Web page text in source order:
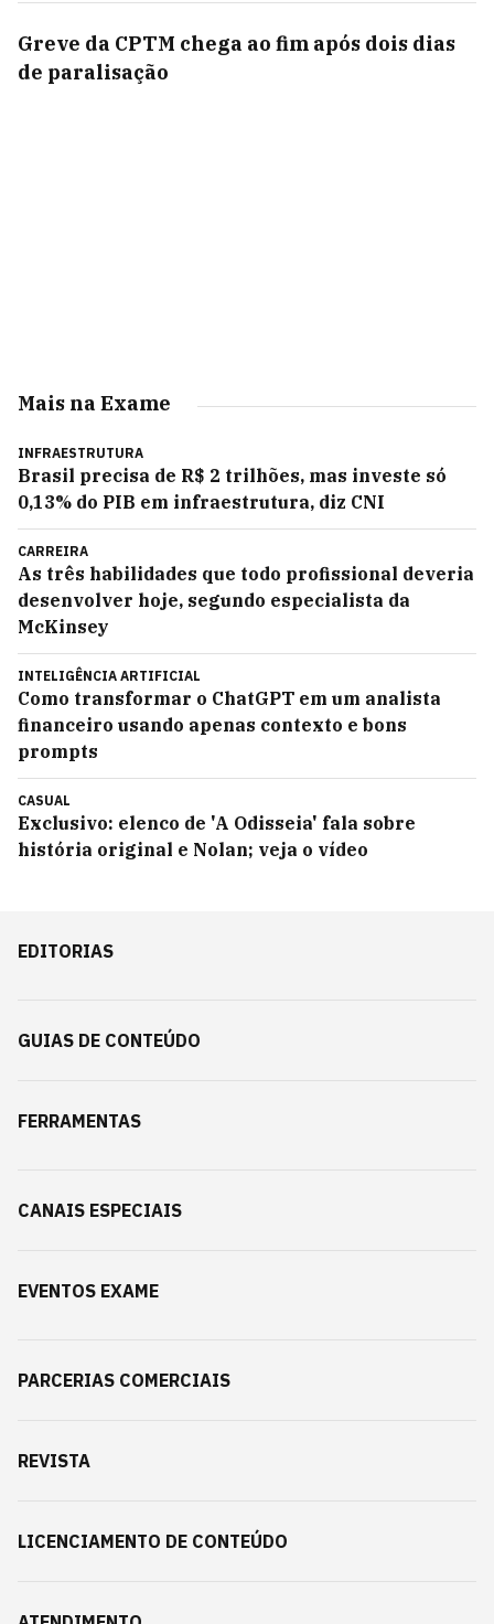
Greve da CPTM chega ao fim após dois dias
de paralisação
Mais na Exame
INFRAESTRUTURA
Brasil precisa de R$ 2 trilhões, mas investe só
0,13% do PIB em infraestrutura, diz CNI
CARREIRA
As três habilidades que todo profissional deveria
desenvolver hoje, segundo especialista da
McKinsey
INTELIGÊNCIA ARTIFICIAL
Como transformar o ChatGPT em um analista
financeiro usando apenas contexto e bons
prompts
CASUAL
Exclusivo: elenco de 'A Odisseia' fala sobre
história original e Nolan; veja o vídeo
EDITORIAS
GUIAS DE CONTEÚDO
FERRAMENTAS
CANAIS ESPECIAIS
EVENTOS EXAME
PARCERIAS COMERCIAIS
REVISTA
LICENCIAMENTO DE CONTEÚDO